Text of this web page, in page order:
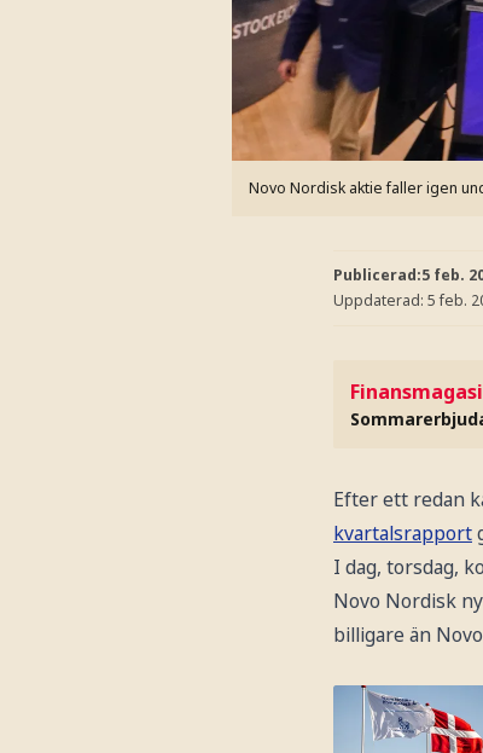
Novo Nordisk aktie faller igen
Publicerad:5 feb.
Uppdaterad: 5 feb.
Efter ett redan
kvartalsrapport
I dag, torsdag,
Novo Nordisk
billigare än